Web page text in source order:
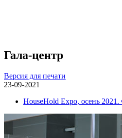
Гала-центр
Версия для печати
23-09-2021
HouseHold Expo, осень 2021.